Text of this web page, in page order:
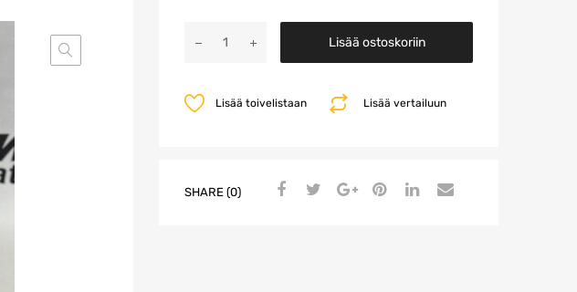
pumppu
Lisää ostoskoriin
Lisää vertailuun
Lisää toivelistaan
SHARE (0)